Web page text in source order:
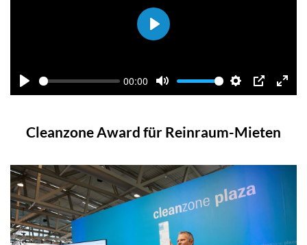
Play
00:00
Mute
Settings
PIP Enter
Play
Cleanzone Award für Reinraum-Mieten